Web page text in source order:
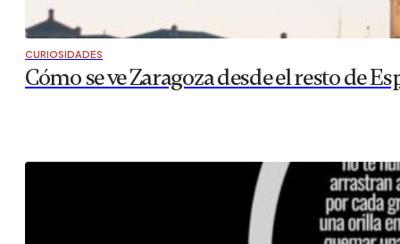
CURIOSIDADES
Cómo se ve Zaragoza desde el resto de